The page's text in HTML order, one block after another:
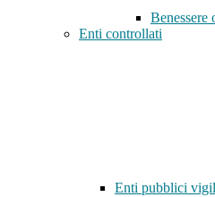
Benessere
Enti controllati
Enti pubblici